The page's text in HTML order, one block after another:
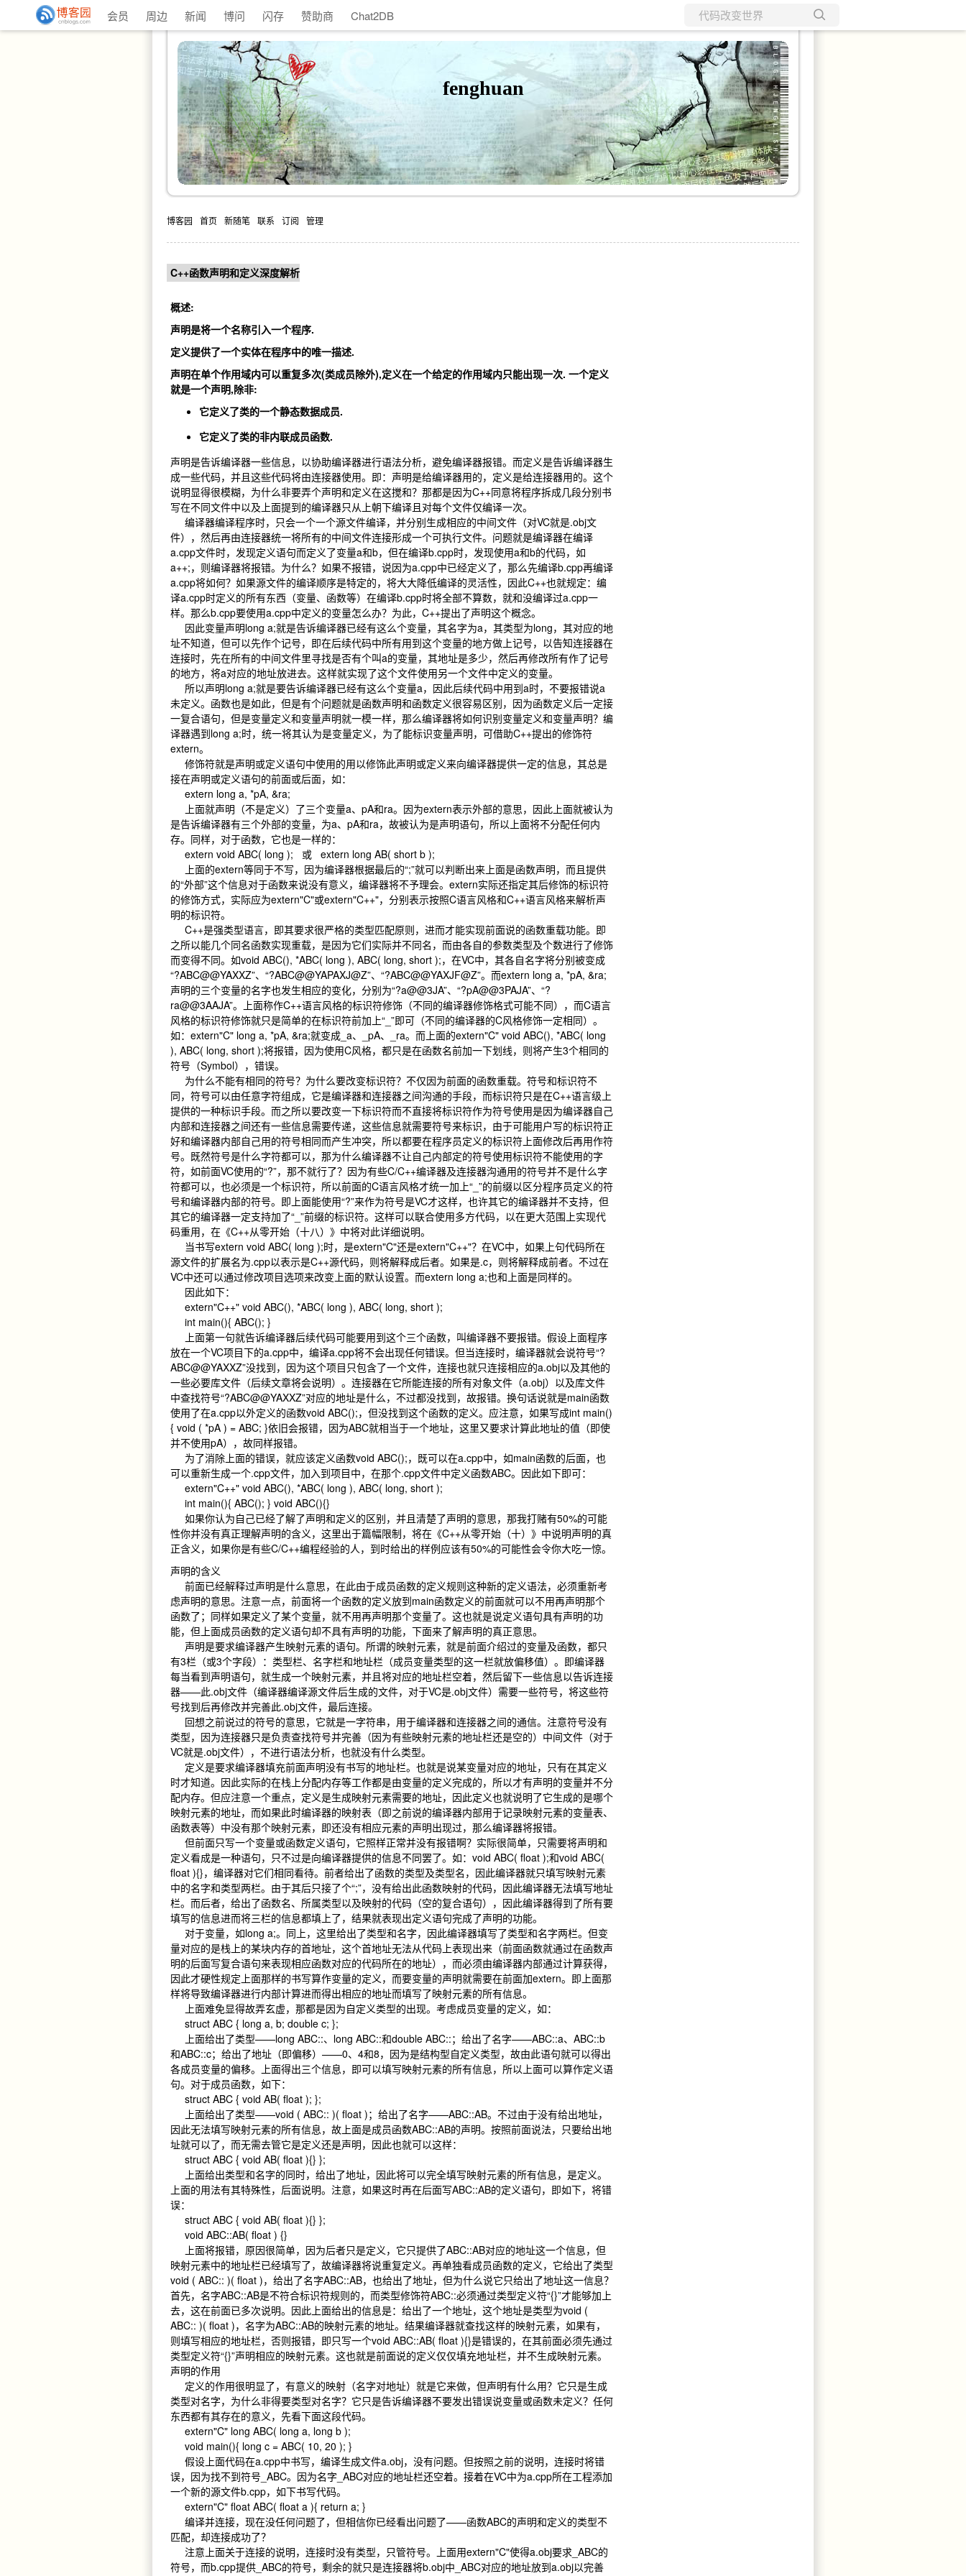
会员 周边 新闻 博问 闪存 赞助商 Chat2DB
fenghuan
博客园 首页 新随笔 联系 订阅 管理
C++函数声明和定义深度解析
概述:
声明是将一个名称引入一个程序.
定义提供了一个实体在程序中的唯一描述.
声明在单个作用域内可以重复多次(类成员除外),定义在一个给定的作用域内只能出现一次. 一个定义
就是一个声明,除非:
它定义了类的一个静态数据成员.
它定义了类的非内联成员函数.
声明是告诉编译器一些信息，以协助编译器进行语法分析，避免编译器报错。而定义是告诉编译器生
成一些代码，并且这些代码将由连接器使用。即：声明是给编译器用的，定义是给连接器用的。这个
说明显得很模糊，为什么非要弄个声明和定义在这搅和？那都是因为C++同意将程序拆成几段分别书
写在不同文件中以及上面提到的编译器只从上朝下编译且对每个文件仅编译一次。
编译器编译程序时，只会一个一个源文件编译，并分别生成相应的中间文件（对VC就是.obj文
件），然后再由连接器统一将所有的中间文件连接形成一个可执行文件。问题就是编译器在编译
a.cpp文件时，发现定义语句而定义了变量a和b，但在编译b.cpp时，发现使用a和b的代码，如
a++;，则编译器将报错。为什么？如果不报错，说因为a.cpp中已经定义了，那么先编译b.cpp再编译
a.cpp将如何？如果源文件的编译顺序是特定的，将大大降低编译的灵活性，因此C++也就规定：编
译a.cpp时定义的所有东西（变量、函数等）在编译b.cpp时将全部不算数，就和没编译过a.cpp一
样。那么b.cpp要使用a.cpp中定义的变量怎么办？为此，C++提出了声明这个概念。
因此变量声明long a;就是告诉编译器已经有这么个变量，其名字为a，其类型为long，其对应的地
址不知道，但可以先作个记号，即在后续代码中所有用到这个变量的地方做上记号，以告知连接器在
连接时，先在所有的中间文件里寻找是否有个叫a的变量，其地址是多少，然后再修改所有作了记号
的地方，将a对应的地址放进去。这样就实现了这个文件使用另一个文件中定义的变量。
所以声明long a;就是要告诉编译器已经有这么个变量a，因此后续代码中用到a时，不要报错说a
未定义。函数也是如此，但是有个问题就是函数声明和函数定义很容易区别，因为函数定义后一定接
一复合语句，但是变量定义和变量声明就一模一样，那么编译器将如何识别变量定义和变量声明？编
译器遇到long a;时，统一将其认为是变量定义，为了能标识变量声明，可借助C++提出的修饰符
extern。
修饰符就是声明或定义语句中使用的用以修饰此声明或定义来向编译器提供一定的信息，其总是
接在声明或定义语句的前面或后面，如：
extern long a, *pA, &ra;
上面就声明（不是定义）了三个变量a、pA和ra。因为extern表示外部的意思，因此上面就被认为
是告诉编译器有三个外部的变量，为a、pA和ra，故被认为是声明语句，所以上面将不分配任何内
存。同样，对于函数，它也是一样的：
extern void ABC( long ); 或 extern long AB( short b );
上面的extern等同于不写，因为编译器根据最后的“;”就可以判断出来上面是函数声明，而且提供
的“外部”这个信息对于函数来说没有意义，编译器将不予理会。extern实际还指定其后修饰的标识符
的修饰方式，实际应为extern"C"或extern"C++"，分别表示按照C语言风格和C++语言风格来解析声
明的标识符。
C++是强类型语言，即其要求很严格的类型匹配原则，进而才能实现前面说的函数重载功能。即
之所以能几个同名函数实现重载，是因为它们实际并不同名，而由各自的参数类型及个数进行了修饰
而变得不同。如void ABC(), *ABC( long ), ABC( long, short );，在VC中，其各自名字将分别被变成
“?ABC@@YAXXZ”、“?ABC@@YAPAXJ@Z”、“?ABC@@YAXJF@Z”。而extern long a, *pA, &ra;
声明的三个变量的名字也发生相应的变化，分别为“?a@@3JA”、“?pA@@3PAJA”、“?
ra@@3AAJA”。上面称作C++语言风格的标识符修饰（不同的编译器修饰格式可能不同），而C语言
风格的标识符修饰就只是简单的在标识符前加上“_”即可（不同的编译器的C风格修饰一定相同）。
如：extern"C" long a, *pA, &ra;就变成_a、_pA、_ra。而上面的extern"C" void ABC(), *ABC( long
), ABC( long, short );将报错，因为使用C风格，都只是在函数名前加一下划线，则将产生3个相同的
符号（Symbol），错误。
为什么不能有相同的符号？为什么要改变标识符？不仅因为前面的函数重载。符号和标识符不
同，符号可以由任意字符组成，它是编译器和连接器之间沟通的手段，而标识符只是在C++语言级上
提供的一种标识手段。而之所以要改变一下标识符而不直接将标识符作为符号使用是因为编译器自己
内部和连接器之间还有一些信息需要传递，这些信息就需要符号来标识，由于可能用户写的标识符正
好和编译器内部自己用的符号相同而产生冲突，所以都要在程序员定义的标识符上面修改后再用作符
号。既然符号是什么字符都可以，那为什么编译器不让自己内部定的符号使用标识符不能使用的字
符，如前面VC使用的“?”，那不就行了？因为有些C/C++编译器及连接器沟通用的符号并不是什么字
符都可以，也必须是一个标识符，所以前面的C语言风格才统一加上“_”的前缀以区分程序员定义的符
号和编译器内部的符号。即上面能使用“?”来作为符号是VC才这样，也许其它的编译器并不支持，但
其它的编译器一定支持加了“_”前缀的标识符。这样可以联合使用多方代码，以在更大范围上实现代
码重用，在《C++从零开始（十八）》中将对此详细说明。
当书写extern void ABC( long );时，是extern"C"还是extern"C++"？在VC中，如果上句代码所在
源文件的扩展名为.cpp以表示是C++源代码，则将解释成后者。如果是.c，则将解释成前者。不过在
VC中还可以通过修改项目选项来改变上面的默认设置。而extern long a;也和上面是同样的。
因此如下：
extern"C++" void ABC(), *ABC( long ), ABC( long, short );
int main(){ ABC(); }
上面第一句就告诉编译器后续代码可能要用到这个三个函数，叫编译器不要报错。假设上面程序
放在一个VC项目下的a.cpp中，编译a.cpp将不会出现任何错误。但当连接时，编译器就会说符号“?
ABC@@YAXXZ”没找到，因为这个项目只包含了一个文件，连接也就只连接相应的a.obj以及其他的
一些必要库文件（后续文章将会说明）。连接器在它所能连接的所有对象文件（a.obj）以及库文件
中查找符号“?ABC@@YAXXZ”对应的地址是什么，不过都没找到，故报错。换句话说就是main函数
使用了在a.cpp以外定义的函数void ABC();，但没找到这个函数的定义。应注意，如果写成int main()
{ void ( *pA ) = ABC; }依旧会报错，因为ABC就相当于一个地址，这里又要求计算此地址的值（即使
并不使用pA），故同样报错。
为了消除上面的错误，就应该定义函数void ABC();，既可以在a.cpp中，如main函数的后面，也
可以重新生成一个.cpp文件，加入到项目中，在那个.cpp文件中定义函数ABC。因此如下即可：
extern"C++" void ABC(), *ABC( long ), ABC( long, short );
int main(){ ABC(); } void ABC(){}
如果你认为自己已经了解了声明和定义的区别，并且清楚了声明的意思，那我打赌有50%的可能
性你并没有真正理解声明的含义，这里出于篇幅限制，将在《C++从零开始（十）》中说明声明的真
正含义，如果你是有些C/C++编程经验的人，到时给出的样例应该有50%的可能性会令你大吃一惊。
声明的含义
前面已经解释过声明是什么意思，在此由于成员函数的定义规则这种新的定义语法，必须重新考
虑声明的意思。注意一点，前面将一个函数的定义放到main函数定义的前面就可以不用再声明那个
函数了；同样如果定义了某个变量，就不用再声明那个变量了。这也就是说定义语句具有声明的功
能，但上面成员函数的定义语句却不具有声明的功能，下面来了解声明的真正意思。
声明是要求编译器产生映射元素的语句。所谓的映射元素，就是前面介绍过的变量及函数，都只
有3栏（或3个字段）：类型栏、名字栏和地址栏（成员变量类型的这一栏就放偏移值）。即编译器
每当看到声明语句，就生成一个映射元素，并且将对应的地址栏空着，然后留下一些信息以告诉连接
器——此.obj文件（编译器编译源文件后生成的文件，对于VC是.obj文件）需要一些符号，将这些符
号找到后再修改并完善此.obj文件，最后连接。
回想之前说过的符号的意思，它就是一字符串，用于编译器和连接器之间的通信。注意符号没有
类型，因为连接器只是负责查找符号并完善（因为有些映射元素的地址栏还是空的）中间文件（对于
VC就是.obj文件），不进行语法分析，也就没有什么类型。
定义是要求编译器填充前面声明没有书写的地址栏。也就是说某变量对应的地址，只有在其定义
时才知道。因此实际的在栈上分配内存等工作都是由变量的定义完成的，所以才有声明的变量并不分
配内存。但应注意一个重点，定义是生成映射元素需要的地址，因此定义也就说明了它生成的是哪个
映射元素的地址，而如果此时编译器的映射表（即之前说的编译器内部用于记录映射元素的变量表、
函数表等）中没有那个映射元素，即还没有相应元素的声明出现过，那么编译器将报错。
但前面只写一个变量或函数定义语句，它照样正常并没有报错啊？实际很简单，只需要将声明和
定义看成是一种语句，只不过是向编译器提供的信息不同罢了。如：void ABC( float );和void ABC(
float ){}，编译器对它们相同看待。前者给出了函数的类型及类型名，因此编译器就只填写映射元素
中的名字和类型两栏。由于其后只接了个“;”，没有给出此函数映射的代码，因此编译器无法填写地址
栏。而后者，给出了函数名、所属类型以及映射的代码（空的复合语句），因此编译器得到了所有要
填写的信息进而将三栏的信息都填上了，结果就表现出定义语句完成了声明的功能。
对于变量，如long a;。同上，这里给出了类型和名字，因此编译器填写了类型和名字两栏。但变
量对应的是栈上的某块内存的首地址，这个首地址无法从代码上表现出来（前面函数就通过在函数声
明的后面写复合语句来表现相应函数对应的代码所在的地址），而必须由编译器内部通过计算获得，
因此才硬性规定上面那样的书写算作变量的定义，而要变量的声明就需要在前面加extern。即上面那
样将导致编译器进行内部计算进而得出相应的地址而填写了映射元素的所有信息。
上面难免显得故弄玄虚，那都是因为自定义类型的出现。考虑成员变量的定义，如：
struct ABC { long a, b; double c; };
上面给出了类型——long ABC::、long ABC::和double ABC::；给出了名字——ABC::a、ABC::b
和ABC::c；给出了地址（即偏移）——0、4和8，因为是结构型自定义类型，故由此语句就可以得出
各成员变量的偏移。上面得出三个信息，即可以填写映射元素的所有信息，所以上面可以算作定义语
句。对于成员函数，如下：
struct ABC { void AB( float ); };
上面给出了类型——void ( ABC:: )( float )；给出了名字——ABC::AB。不过由于没有给出地址，
因此无法填写映射元素的所有信息，故上面是成员函数ABC::AB的声明。按照前面说法，只要给出地
址就可以了，而无需去管它是定义还是声明，因此也就可以这样：
struct ABC { void AB( float ){} };
上面给出类型和名字的同时，给出了地址，因此将可以完全填写映射元素的所有信息，是定义。
上面的用法有其特殊性，后面说明。注意，如果这时再在后面写ABC::AB的定义语句，即如下，将错
误：
struct ABC { void AB( float ){} };
void ABC::AB( float ) {}
上面将报错，原因很简单，因为后者只是定义，它只提供了ABC::AB对应的地址这一个信息，但
映射元素中的地址栏已经填写了，故编译器将说重复定义。再单独看成员函数的定义，它给出了类型
void ( ABC:: )( float )，给出了名字ABC::AB，也给出了地址，但为什么说它只给出了地址这一信息？
首先，名字ABC::AB是不符合标识符规则的，而类型修饰符ABC::必须通过类型定义符“{}”才能够加上
去，这在前面已多次说明。因此上面给出的信息是：给出了一个地址，这个地址是类型为void (
ABC:: )( float )，名字为ABC::AB的映射元素的地址。结果编译器就查找这样的映射元素，如果有，
则填写相应的地址栏，否则报错，即只写一个void ABC::AB( float ){}是错误的，在其前面必须先通过
类型定义符“{}”声明相应的映射元素。这也就是前面说的定义仅仅填充地址栏，并不生成映射元素。
声明的作用
定义的作用很明显了，有意义的映射（名字对地址）就是它来做，但声明有什么用？它只是生成
类型对名字，为什么非得要类型对名字？它只是告诉编译器不要发出错误说变量或函数未定义？任何
东西都有其存在的意义，先看下面这段代码。
extern"C" long ABC( long a, long b );
void main(){ long c = ABC( 10, 20 ); }
假设上面代码在a.cpp中书写，编译生成文件a.obj，没有问题。但按照之前的说明，连接时将错
误，因为找不到符号_ABC。因为名字_ABC对应的地址栏还空着。接着在VC中为a.cpp所在工程添加
一个新的源文件b.cpp，如下书写代码。
extern"C" float ABC( float a ){ return a; }
编译并连接，现在没任何问题了，但相信你已经看出问题了——函数ABC的声明和定义的类型不
匹配，却连接成功了？
注意上面关于连接的说明，连接时没有类型，只管符号。上面用extern"C"使得a.obj要求_ABC的
符号，而b.cpp提供_ABC的符号，剩余的就只是连接器将b.obj中_ABC对应的地址放到a.obj以完善